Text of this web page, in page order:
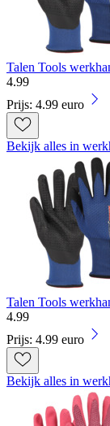
Talen Tools
4.99
Prijs: 4.99 euro
Bekijk alles in
Talen Tools
4.99
Prijs: 4.99 euro
Bekijk alles in